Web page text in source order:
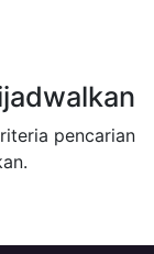
pencarian